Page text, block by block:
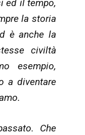
ed il tempo,
la storia
è anche la
civiltà
esempio,
a diventare
Che